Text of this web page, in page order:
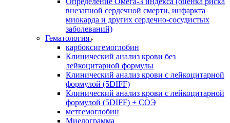
внезапной сердечной смерти, инфаркта
миокарда и других сердечно-сосудистых
заболеваний)
Гематология
карбоксигемоглобин
Клинический анализ крови без
лейкоцитарной формулы
Клинический анализ крови с лейкоцитарной
формулой (5DIFF)
Клинический анализ крови с лейкоцитарной
формулой (5DIFF) + СОЭ
метгемоглобин
Миелограмма